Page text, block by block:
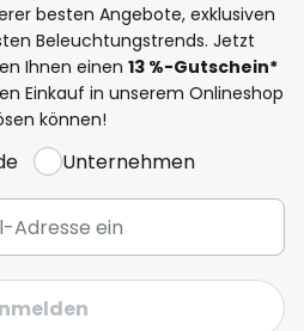
besten Angebote, exklusiven
Beleuchtungstrends. Jetzt
Ihnen einen 13 %-Gutschein*
Einkauf in unserem Onlineshop
können!
Unternehmen